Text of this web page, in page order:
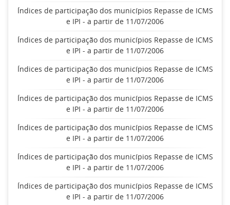
Índices de participação dos municípios Repasse de ICMS
e IPI - a partir de 11/07/2006
Índices de participação dos municípios Repasse de ICMS
e IPI - a partir de 11/07/2006
Índices de participação dos municípios Repasse de ICMS
e IPI - a partir de 11/07/2006
Índices de participação dos municípios Repasse de ICMS
e IPI - a partir de 11/07/2006
Índices de participação dos municípios Repasse de ICMS
e IPI - a partir de 11/07/2006
Índices de participação dos municípios Repasse de ICMS
e IPI - a partir de 11/07/2006
Índices de participação dos municípios Repasse de ICMS
e IPI - a partir de 11/07/2006